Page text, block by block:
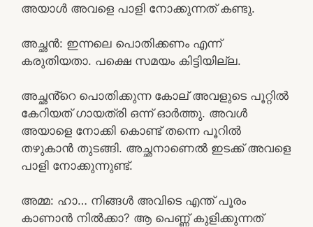
അയാൾ അവളെ പാളി നോക്കുന്നത് കണ്ടു.
അച്ഛൻ: ഇന്നലെ പൊതിക്കണം എന്ന്
കരുതിയതാ. പക്ഷെ സമയം കിട്ടിയില്ല.
അച്ഛൻ്റെ പൊതിക്കുന്ന കോല് അവളുടെ പൂറ്റിൽ
കേറിയത് ഗായത്രി ഒന്ന് ഓർത്തു. അവൾ
അയാളെ നോക്കി കൊണ്ട് തന്നെ പൂറിൽ
തഴുകാൻ തുടങ്ങി. അച്ഛനാണെൽ ഇടക്ക് അവളെ
പാളി നോക്കുന്നുണ്ട്.
അമ്മ: ഹാ… നിങ്ങൾ അവിടെ എന്ത് പൂരം
കാണാൻ നിൽക്കാ? ആ പെണ്ണ് കുളിക്കുന്നത്